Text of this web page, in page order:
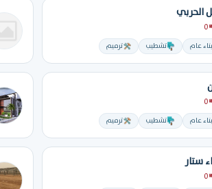
الحربي
0
بناء عام تشطيب ترميم
0
بناء عام تشطيب ترميم
ستار
0